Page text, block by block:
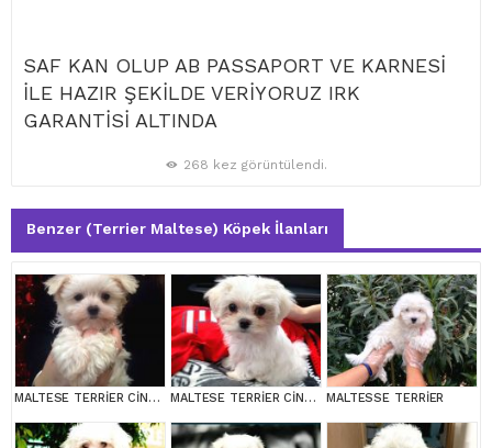
SAF KAN OLUP AB PASSAPORT VE KARNESİ
İLE HAZIR ŞEKİLDE VERİYORUZ IRK
GARANTİSİ ALTINDA
268 kez görüntülendi.
Benzer (Terrier Maltese) Köpek İlanları
MALTESE TERRİER CİNSİ YAVRULAR MALTESE TERRİER CİNSİ YAVRULAR MALTESSE TERRİER